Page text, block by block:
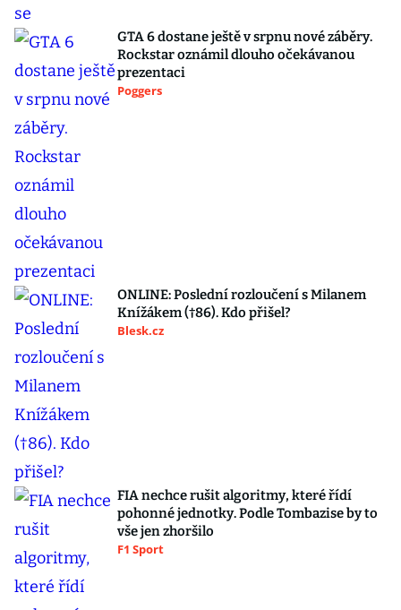
GTA 6 dostane ještě v srpnu nové záběry.
Rockstar oznámil dlouho očekávanou
prezentaci
Poggers
ONLINE: Poslední rozloučení s Milanem
Knížákem (†86). Kdo přišel?
Blesk.cz
FIA nechce rušit algoritmy, které řídí
pohonné jednotky. Podle Tombazise by to
vše jen zhoršilo
F1 Sport